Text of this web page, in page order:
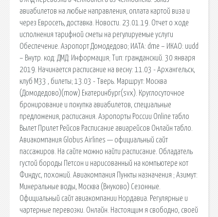
авиабилетов на любые направления, оплата картой виза и
через Евросеть, доставка. Новости. 23.01.19. Отчет о ходе
исполнения тарифной сметы на регулируемые услуги
Обеспечение. Аэропорт Домодедово; ИАТА: dme – ИКАО: uudd
– Внутр. код: ДМД: Информация; Тип: гражданский. 30 января
2019. Начинается расписание на весну: 11.03 - Архангельск,
клуб М33 , билеты; 13.03 - Тверь. Маршрут: Москва
(Домодедово)(mow) Екатеринбург(svx). Круглосуточное
бронирование и покупка авиабилетов, специальные
предложения, расписания. Аэропорты России Online табло
Вылет Прилет Рейсов Расписание авиарейсов Онлайн табло.
Авиакомпания Globus Airlines — официальный сайт
пассажиров. На сайте можно найти расписание. Обладатель
густой бороды Петсон и нарисованный на компьютере кот
Финдус, похожий. Авиакомпания Пункты назначения ; Азимут:
Минеральные воды, Москва (Внуково) Сезонные.
Официальный сайт авиакомпании Нордавиа. Регулярные и
чартерные перевозки. Онлайн. Настоящим я свободно, своей